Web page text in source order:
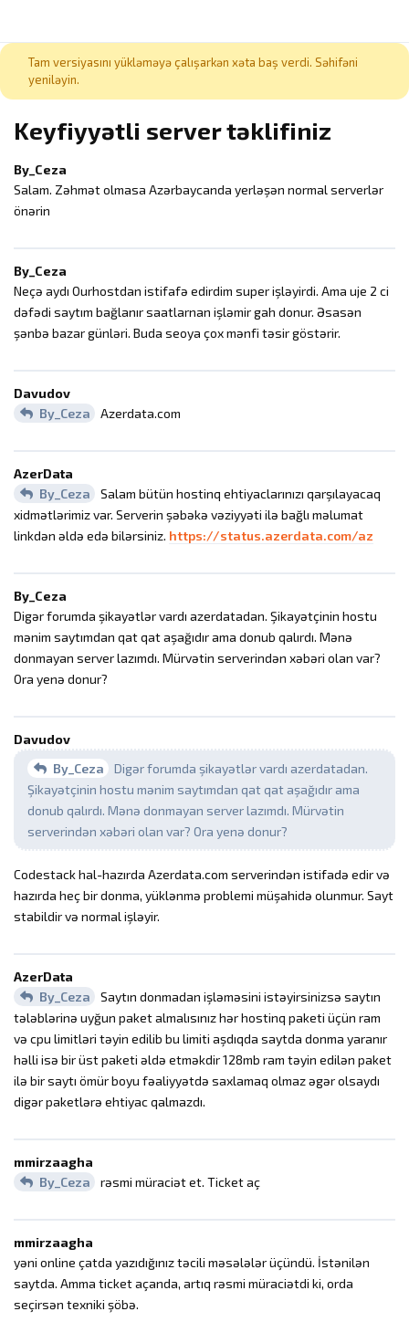
Tam versiyasını yükləməyə çalışarkən xəta baş verdi. Səhifəni
yeniləyin.
Keyfiyyətli server təklifiniz
By_Ceza
Salam. Zəhmət olmasa Azərbaycanda yerləşən normal serverlər
önərin
By_Ceza
Neçə aydı Ourhostdan istifafə edirdim super işləyirdi. Ama uje 2 ci
dəfədi saytım bağlanır saatlarnan işləmir gah donur. Əsasən
şənbə bazar günləri. Buda seoya çox mənfi təsir göstərir.
Davudov
By_Ceza
Azerdata.com
AzerData
By_Ceza
Salam bütün hostinq ehtiyaclarınızı qarşılayacaq
xidmətlərimiz var. Serverin şəbəkə vəziyyəti ilə bağlı məlumat
linkdən əldə edə bilərsiniz. https://status.azerdata.com/az
By_Ceza
Digər forumda şikayətlər vardı azerdatadan. Şikayətçinin hostu
mənim saytımdan qat qat aşağıdır ama donub qalırdı. Mənə
donmayan server lazımdı. Mürvətin serverindən xəbəri olan var?
Ora yenə donur?
Davudov
By_Ceza
Digər forumda şikayətlər vardı azerdatadan.
Şikayətçinin hostu mənim saytımdan qat qat aşağıdır ama
donub qalırdı. Mənə donmayan server lazımdı. Mürvətin
serverindən xəbəri olan var? Ora yenə donur?
Codestack hal-hazırda Azerdata.com serverindən istifadə edir və
hazırda heç bir donma, yüklənmə problemi müşahidə olunmur. Sayt
stabildir və normal işləyir.
AzerData
By_Ceza
Saytın donmadan işləməsini istəyirsinizsə saytın
tələblərinə uyğun paket almalısınız hər hostinq paketi üçün ram
və cpu limitləri təyin edilib bu limiti aşdıqda saytda donma yaranır
həlli isə bir üst paketi əldə etməkdir 128mb ram təyin edilən paket
ilə bir saytı ömür boyu fəaliyyətdə saxlamaq olmaz əgər olsaydı
digər paketlərə ehtiyac qalmazdı.
mmirzaagha
By_Ceza
rəsmi müraciət et. Ticket aç
mmirzaagha
yəni online çatda yazıdığınız təcili məsələlər üçündü. İstənilən
saytda. Amma ticket açanda, artıq rəsmi müraciətdi ki, orda
seçirsən texniki şöbə.